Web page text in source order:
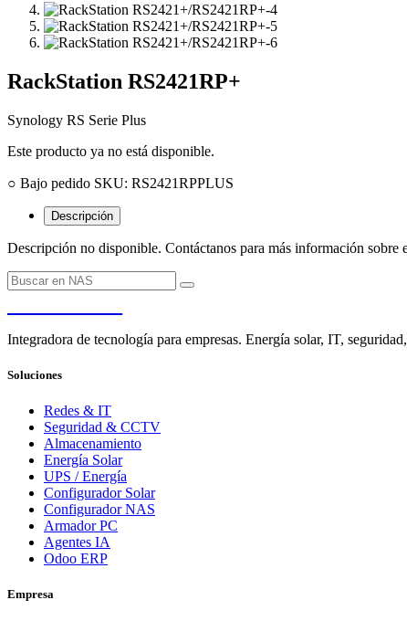
RackStation ​RS2421RP+
Synology RS Serie Plus
Este producto ya no está disponible.
○ Bajo pedido SKU: RS2421RPPLUS
Descripción
Descripción no disponible. Contáctanos para más información sobre
Integradora de tecnología para empresas. Energía solar, IT,
Soluciones
Redes & IT
Seguridad & CCTV
Almacenamiento
Energía Solar
UPS / Energía
Configurador Solar
Configurador NAS
Armador PC
Agentes IA
Odoo ERP
Empresa